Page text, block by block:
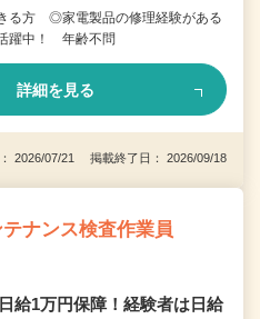
る方 ◎家電製品の修理経験がある
躍中！ 年齢不問
詳細を見る
2026/07/21 掲載終了日： 2026/09/18
ナンス検査作業員
給1万円保障！経験者は日給